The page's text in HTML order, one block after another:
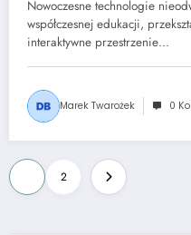
Nowoczesne technologie
współczesnej edukacji,
interaktywne przestrzenie…
Marek Twarożek 0
Stronicowanie
wpisów
2